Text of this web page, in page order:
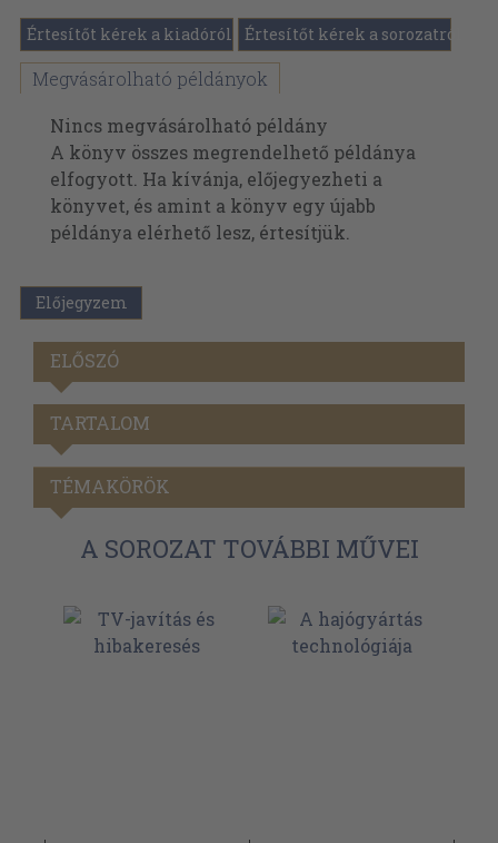
Értesítőt kérek a kiadóról Értesítőt kérek a sorozatról
Megvásárolható példányok
Nincs megvásárolható példány
A könyv összes megrendelhető példánya
elfogyott. Ha kívánja, előjegyezheti a
könyvet, és amint a könyv egy újabb
példánya elérhető lesz, értesítjük.
Előjegyzem
ELŐSZÓ
TARTALOM
TÉMAKÖRÖK
A SOROZAT TOVÁBBI MŰVEI